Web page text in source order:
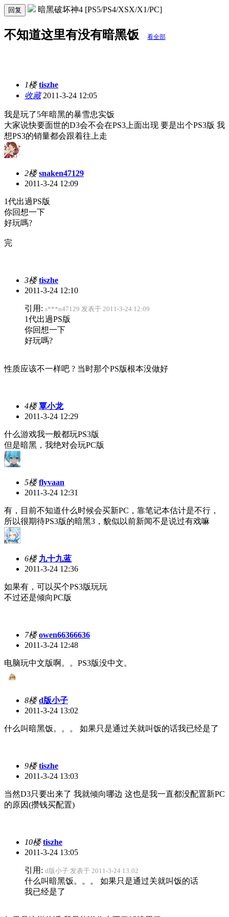
回复 暗黑破坏神4 [PS5/PS4/XSX/X1/PC]
不知道这里有没有暗黑饭 看全部
1楼 tiszhe
收藏2011-3-24 12:05
我是玩了5年暗黑的暴雪忠实饭
大家说快要面世的D3会不会在PS3上面出现 要是出个PS3版 我
想PS3的销量都会跟着往上走
2楼 snaken47129
2011-3-24 12:09
1代出過PS版
你回想一下
好玩嗎?
完
3楼 tiszhe
2011-3-24 12:10
引用: s***n47129 发表于 2011-3-24 12:09
1代出過PS版
你回想一下
好玩嗎?
性质应该不一样吧 ? 当时那个PS版根本没做好
4楼 覃小龙
2011-3-24 12:29
什么游戏我一般都玩PS3版
但是暗黑，我绝对会玩PC版
5楼 flyvaan
2011-3-24 12:31
有，目前不知道什么时候会买新PC，靠笔记本估计是不行，
所以很期待PS3版的暗黑3，貌似以前新闻不是说过有戏嘛
6楼 九十九蓝
2011-3-24 12:36
如果有，可以买个PS3版玩玩
不过还是倾向PC版
7楼 owen66366636
2011-3-24 12:48
电脑玩中文版啊。。PS3版没中文。
8楼 d版小子
2011-3-24 13:02
什么叫暗黑饭。。。 如果只是通过关就叫饭的话我已经是了
9楼 tiszhe
2011-3-24 13:03
当然D3只要出来了 我就倾向哪边 这也是我一直都没配置新PC
的原因(攒钱买配置)
10楼 tiszhe
2011-3-24 13:05
引用: d版小子 发表于 2011-3-24 13:02
什么叫暗黑饭。。。 如果只是通过关就叫饭的话
我已经是了